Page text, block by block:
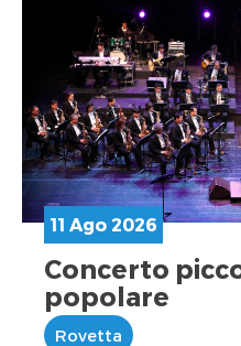
11 Ago 2026
Concerto
popolare
Rovetta